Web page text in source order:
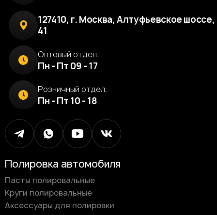
127410, г. Москва, Алтуфьевское шоссе,
41
Оптовый отдел:
Пн - Пт 09 - 17
Розничный отдел:
Пн - Пт 10 - 18
Полировка автомобиля
Пасты полировальные
Круги полировальные
Аксессуары для полировки